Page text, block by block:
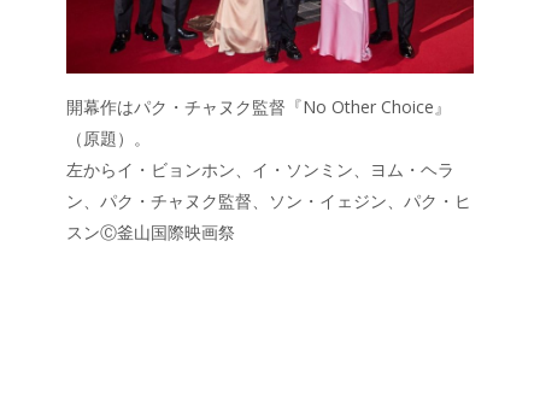
開幕作はパク・チャヌク監督『No Other Choice』
（原題）。
左からイ・ビョンホン、イ・ソンミン、ヨム・ヘラ
ン、パク・チャヌク監督、ソン・イェジン、パク・ヒ
スンⒸ釜山国際映画祭